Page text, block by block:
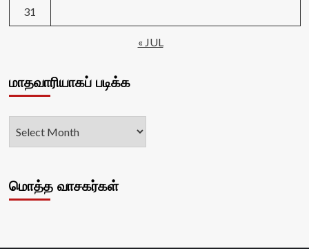
31
« JUL
மாதவாரியாகப் படிக்க
மொத்த வாசகர்கள்